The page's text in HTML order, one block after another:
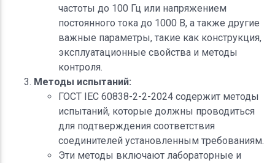
частоты до 100 Гц или напряжением
постоянного тока до 1000 В, а также другие
важные параметры, такие как конструкция,
эксплуатационные свойства и методы
контроля.
Методы испытаний:
ГОСТ IEC 60838-2-2-2024 содержит методы
испытаний, которые должны проводиться
для подтверждения соответствия
соединителей установленным требованиям.
Эти методы включают лабораторные и